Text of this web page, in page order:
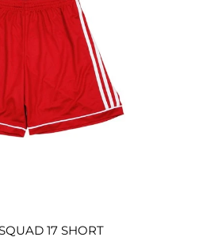
17 SHORT